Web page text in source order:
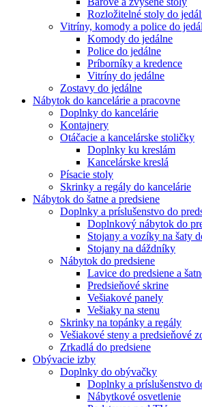
Rozložitelné stoly do
Vitríny, komody a police do
Komody do jedálne
Police do jedálne
Príborníky a kredence
Vitríny do jedálne
Zostavy do jedálne
Nábytok do kancelárie a pracovne
Doplnky do kancelárie
Kontajnery
Otáčacie a kancelárske stoličky
Doplnky ku kreslám
Kancelárske kreslá
Písacie stoly
Skrinky a regály do kancelárie
Nábytok do šatne a predsiene
Doplnky a príslušenstvo do
Doplnkový nábytok do
Stojany a vozíky na šaty
Stojany na dáždníky
Nábytok do predsiene
Lavice do predsiene a
Predsieňové skrine
Vešiakové panely
Vešiaky na stenu
Skrinky na topánky a regály
Vešiakové steny a predsieňové
Zrkadlá do predsiene
Obývacie izby
Doplnky do obývačky
Doplnky a príslušenstvo
Nábytkové osvetlenie